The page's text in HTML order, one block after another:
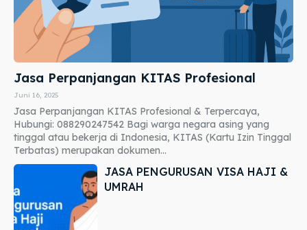
Jasa Perpanjangan KITAS Profesional
Juni 16, 2025
Jasa Perpanjangan KITAS Profesional & Terpercaya,
Hubungi: 088290247542 Bagi warga negara asing yang
tinggal atau bekerja di Indonesia, KITAS (Kartu Izin Tinggal
Terbatas) merupakan dokumen...
JASA PENGURUSAN VISA HAJI &
UMRAH